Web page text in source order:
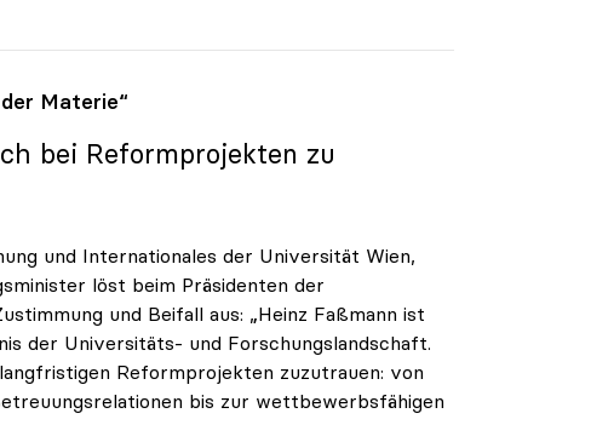
Materie“
bei Reformprojekten zu
und Internationales der Universität Wien,
löst beim Präsidenten der
und Beifall aus: „Heinz Faßmann ist
der Universitäts- und Forschungslandschaft.
Reformprojekten zuzutrauen: von
bis zur wettbewerbsfähigen